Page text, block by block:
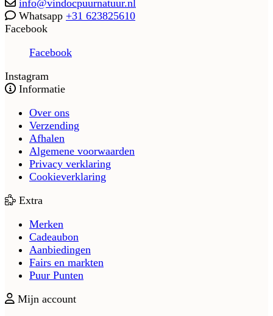
info@vindocpuurnatuur.nl
Whatsapp +31 623825610
Facebook
Facebook
Instagram
Informatie
Over ons
Verzending
Afhalen
Algemene voorwaarden
Privacy verklaring
Cookieverklaring
Extra
Merken
Cadeaubon
Aanbiedingen
Fairs en markten
Puur Punten
Mijn account